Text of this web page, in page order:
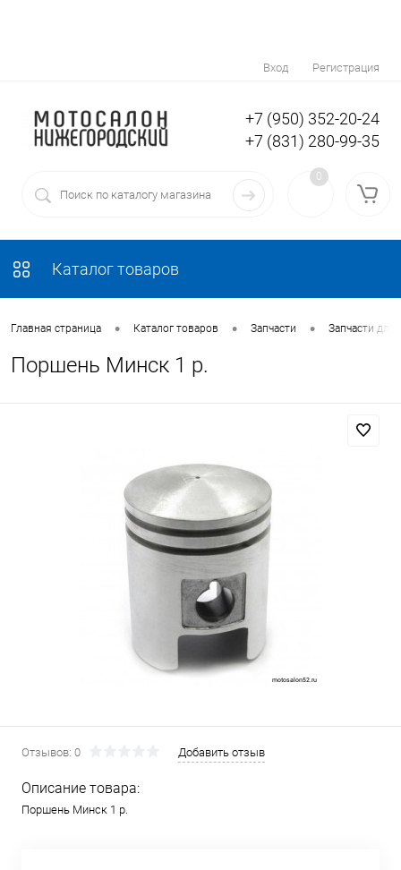
Вход Регистрация
+7 (950) 352-20-24
+7 (831) 280-99-35
0
Каталог товаров
Главная страница • Каталог товаров • Запчасти • Запчасти для
Поршень Минск 1 р.
Отзывов: 0 Добавить отзыв
Описание товара:
Поршень Минск 1 р.